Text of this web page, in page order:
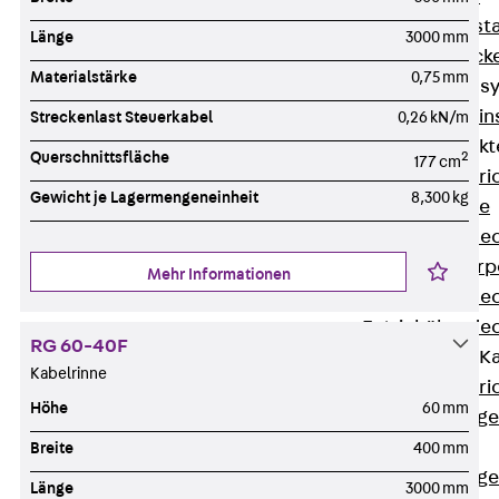
Zurück
Zurück
Kanalsysteme
Estrichbündige
CHALI
Länge 3000 mm
Materialstärke 0,75 mm
Streckenlast Steuerkabel 0,26 kN/m
Querschnittsfläche 177 cm2
Gewicht je Lagermengeneinheit 8,300 kg
Mehr Informationen
RG 60-40F
Kabelrinne
Höhe 60 mm
Breite 400 mm
Länge 3000 mm